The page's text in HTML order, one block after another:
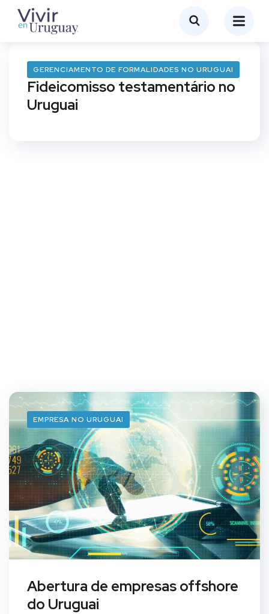
GERENCIAMENTO DE FORMALIDADES NO URUGUAI
Fideicomisso testamentário no
Uruguai
EMPRESA NO URUGUAI
Abertura de empresas offshore
do Uruguai